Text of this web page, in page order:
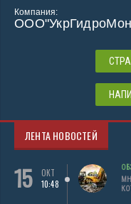
Компания:
ЛЕНТА НОВОСТЕЙ
15
ОКТ
10:48